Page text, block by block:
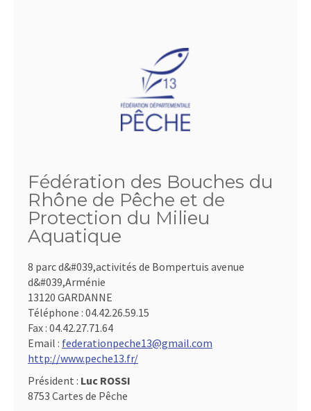
Fédération des Bouches du
Rhône de Pêche et de
Protection du Milieu
Aquatique
8 parc d&#039,activités de Bompertuis avenue
d&#039,Arménie
13120 GARDANNE
Téléphone : 04.42.26.59.15
Fax : 04.42.27.71.64
Email : federationpeche13@gmail.com
http://www.peche13.fr/
Président : Luc ROSSI
8753 Cartes de Pêche